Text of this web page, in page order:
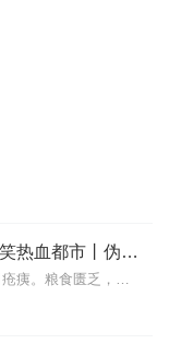
第九特区丨头陀渊演播丨搞笑热血都市丨伪戒丨VIP免费多人有声剧
【内容简介】灾变过后，大地满目疮痍。粮食匮乏，资源紧俏，局势混乱……一位从待规划区杀出来的青年，背对着漫天黄沙，孤身来到九区谋生，却不曾想偶然结识三五好友，一念...